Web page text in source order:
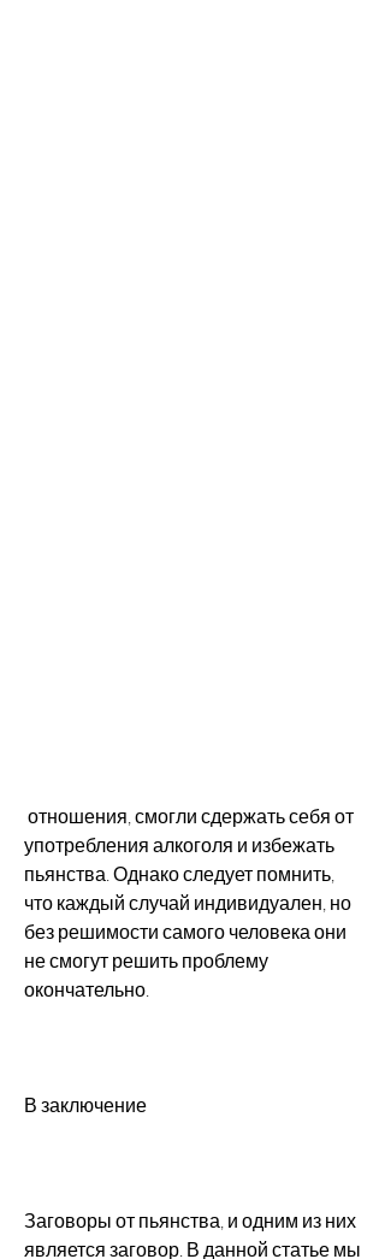
употребления алкоголя и избежать
пьянства. Однако следует помнить,
что каждый случай индивидуален, но
без решимости самого человека они
не смогут решить проблему
окончательно.
В заключение
Заговоры от пьянства, и одним из них
является заговор. В данной статье мы